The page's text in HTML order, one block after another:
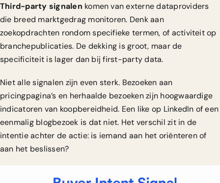
Third-party signalen komen van externe dataproviders
die breed marktgedrag monitoren. Denk aan
zoekopdrachten rondom specifieke termen, of activiteit op
branchepublicaties. De dekking is groot, maar de
specificiteit is lager dan bij first-party data.
Niet alle signalen zijn even sterk. Bezoeken aan
pricingpagina’s en herhaalde bezoeken zijn hoogwaardige
indicatoren van koopbereidheid. Een like op LinkedIn of een
eenmalig blogbezoek is dat niet. Het verschil zit in de
intentie achter de actie: is iemand aan het oriënteren of
aan het beslissen?